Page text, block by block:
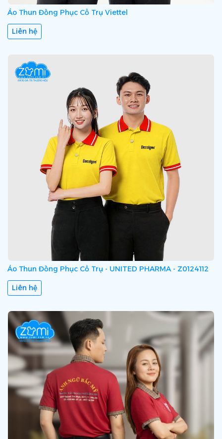
Áo Thun Đồng Phục Cổ Trụ Viettel
Liên hệ
Áo Thun Đồng Phục Cổ Trụ - UNITED PHARMA - Z0124112
Liên hệ